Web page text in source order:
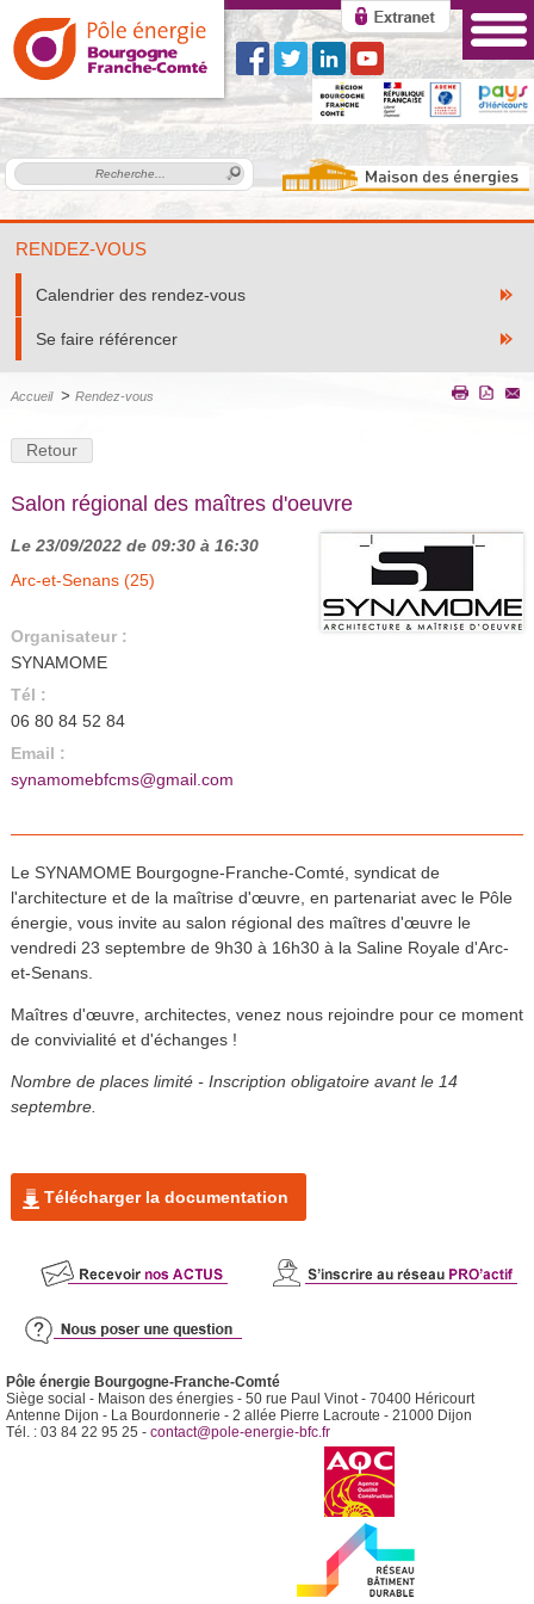
RENDEZ-VOUS
Calendrier des rendez-vous
Se faire référencer
Accueil > Rendez-vous
Retour
Salon régional des maîtres d'oeuvre
Le 23/09/2022 de 09:30 à 16:30
Arc-et-Senans (25)
Organisateur :
SYNAMOME
Tél :
06 80 84 52 84
Email :
synamomebfcms@gmail.com
Le SYNAMOME Bourgogne-Franche-Comté, syndicat de
l'architecture et de la maîtrise d'œuvre, en partenariat avec le Pôle
énergie, vous invite au salon régional des maîtres d'œuvre le
vendredi 23 septembre de 9h30 à 16h30 à la Saline Royale d'Arc-
et-Senans.
Maîtres d'œuvre, architectes, venez nous rejoindre pour ce moment
de convivialité et d'échanges !
Nombre de places limité - Inscription obligatoire avant le 14
septembre.
Télécharger la documentation
Pôle énergie Bourgogne-Franche-Comté
Siège social - Maison des énergies - 50 rue Paul Vinot - 70400 Héricourt
Antenne Dijon - La Bourdonnerie - 2 allée Pierre Lacroute - 21000 Dijon
Tél. : 03 84 22 95 25 - contact@pole-energie-bfc.fr